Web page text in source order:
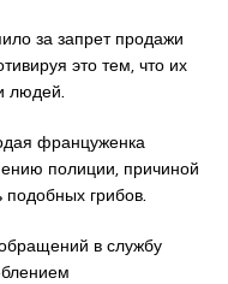
за запрет продажи
это тем, что их
людей.
француженка
полиции, причиной
подобных грибов.
в службу